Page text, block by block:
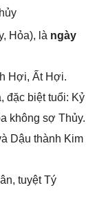
Hỏa), là ngày
Hợi, Ất Hợi.
đặc biệt tuổi: Kỷ
khônɡ ѕợ Thủy.
Dậu thành Kim
tuyệt Tý